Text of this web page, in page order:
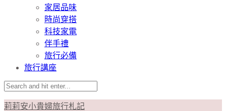
家居品味
時尚穿搭
科技家電
伴手禮
旅行必備
旅行講座
莉莉安小貴婦旅行札記